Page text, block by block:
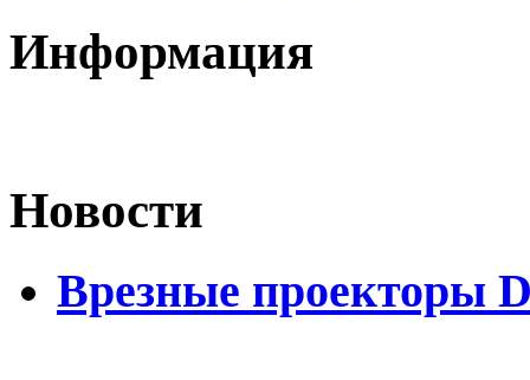
Информация
Новости
Врезные проекторы